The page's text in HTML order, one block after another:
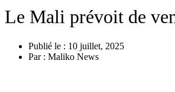
Le Mali prévoit de
Publié le : 10 juillet, 2025
Par : Maliko News